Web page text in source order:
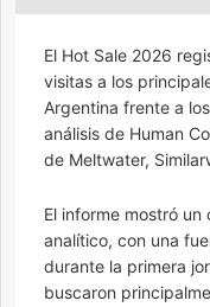
El Hot Sale 2026
visitas a los
Argentina frente a
análisis de Human
de Meltwater,
El informe mostró
analítico, con una
durante la primera
buscaron